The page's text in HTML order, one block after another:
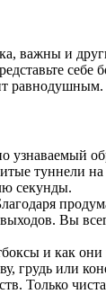
важны и
себе
равнодушным.
узнаваемый
туннели
секунды.
Вы
и как
грудь или
Только